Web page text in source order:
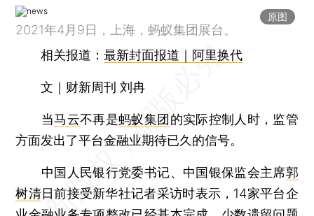
原图
2021年4月9日，上海，蚂蚁集团展台。
相关报道：最新封面报道｜阿里换代
文｜财新周刊 刘冉
当马云不再是蚂蚁集团 的实际控制人时，监管
方面发出了平台金融业期待已久的信号。
中国人民银行党委书记、中国银保监会主席郭
树清日前接受新华社记者采访时表示，14家平台企